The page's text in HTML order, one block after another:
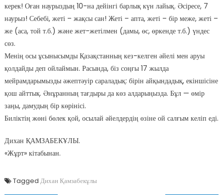
керек! Оған наурыздың 10-на дейінгі барлық күн лайық. Әсіресе, 7
наурыз! Себебі, жеті – жақсы сан! Жеті – апта, жеті – бір меже, жеті –
же (аса, той т.б.) және жет-жетілмен (дамы, өс, өркенде т.б.) үндес
сөз.
Менің осы ұсынысымды Қазақстанның кез-келген әйелі мен аруы
қолдайды деп ойлаймын. Расында, біз соңғы 17 жылда
мейрамдарымызды әжептәуір сараладық: бірін айқындадық, екіншісіне
қош айттық. Әнұранның тағдыры да көз алдарыңызда. Бұл — өмір
заңы, дамудың бір көрінісі.
Биліктің жөні бөлек қой, осылай әйелдердің өзіне ой салғым келіп еді.
Дихан ҚАМЗАБЕКҰЛЫ.
«Жұрт» кітабынан.
Tagged Дихан Қамзабекұлы